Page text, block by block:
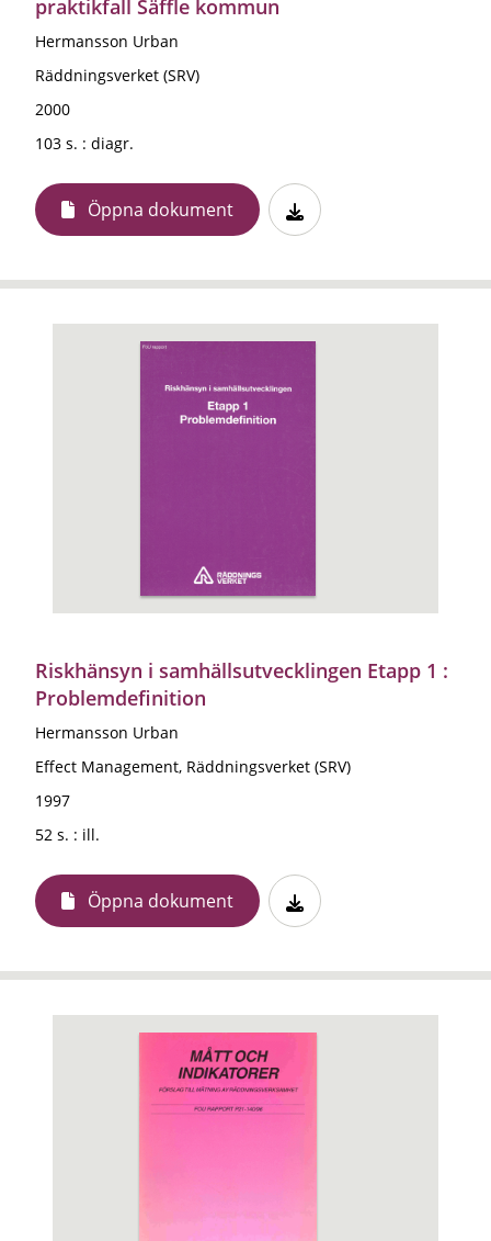
praktikfall Säffle kommun
Hermansson Urban
Räddningsverket (SRV)
2000
103 s. : diagr.
Öppna dokument
Riskhänsyn i samhällsutvecklingen Etapp 1 :
Problemdefinition
Hermansson Urban
Effect Management, Räddningsverket (SRV)
1997
52 s. : ill.
Öppna dokument